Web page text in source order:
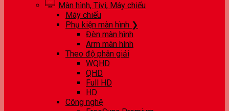
Màn hình, Tivi, Máy chiếu
Máy chiếu
Phụ kiện màn hình ❯
Đèn màn hình
Arm màn hình
Theo độ phân giải
WQHD
QHD
Full HD
HD
Công nghệ